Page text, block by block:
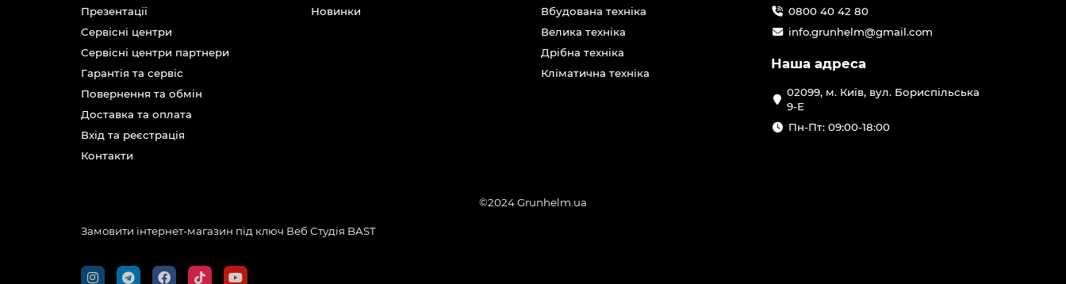
Презентації
Сервісні центри
Сервісні центри партнери
Гарантія та сервіс
Повернення та обмін
Доставка та оплата
Вхід та реєстрація
Контакти
Новинки
Вбудована техніка
Велика техніка
Дрібна техніка
Кліматична техніка
0800 40 42 80
info.grunhelm@gmail.com
Наша адреса
02099, м. Київ, вул. Бориспільська
9-Е
Пн-Пт: 09:00-18:00
©2024 Grunhelm.ua
Замовити інтернет-магазин під ключ Веб Студія BAST